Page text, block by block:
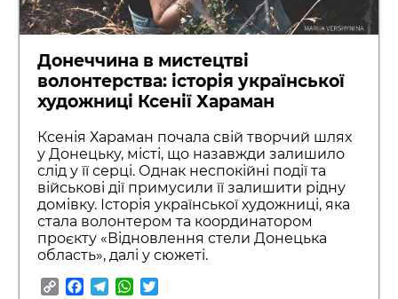
Донеччина в мистецтві
волонтерства: історія української
художниці Ксенії Хараман
Ксенія Хараман почала свій творчий шлях
у Донецьку, місті, що назавжди залишило
слід у її серці. Однак неспокійні події та
військові дії примусили її залишити рідну
домівку. Історія української художниці, яка
стала волонтером та координатором
проєкту «Відновлення стели Донецька
область», далі у сюжеті.
CopyFacebook
TelegramWhatsApp